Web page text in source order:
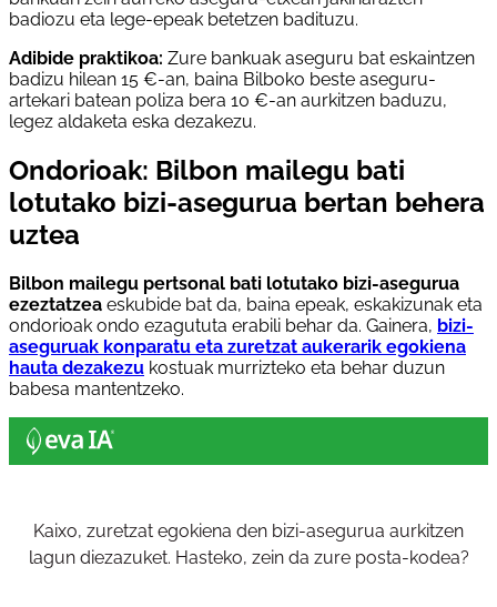
badiozu eta lege-epeak betetzen badituzu.
Adibide praktikoa: Zure bankuak aseguru bat eskaintzen
badizu hilean 15 €-an, baina Bilboko beste aseguru-
artekari batean poliza bera 10 €-an aurkitzen baduzu,
legez aldaketa eska dezakezu.
Ondorioak: Bilbon mailegu bati
lotutako bizi-asegurua bertan behera
uztea
Bilbon mailegu pertsonal bati lotutako bizi-asegurua
ezeztatzea eskubide bat da, baina epeak, eskakizunak eta
ondorioak ondo ezagututa erabili behar da. Gainera, bizi-
aseguruak konparatu eta zuretzat aukerarik egokiena
hauta dezakezu kostuak murrizteko eta behar duzun
babesa mantentzeko.
Kaixo, zuretzat egokiena den bizi-asegurua aurkitzen
lagun diezazuket. Hasteko, zein da zure posta-kodea?